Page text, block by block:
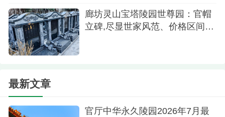
选择灵山宝塔陵园，就是选择了一个既能让逝
者安息于宁静与尊严之中，又能让生者找到安慰与
希望的地方。在这里，生命的故事得以延续，爱与
廊坊灵山宝塔陵园世尊园：官帽
立碑,尽显世家风范、价格区间7-
最新文章
官厅中华永久陵园2026年7月最